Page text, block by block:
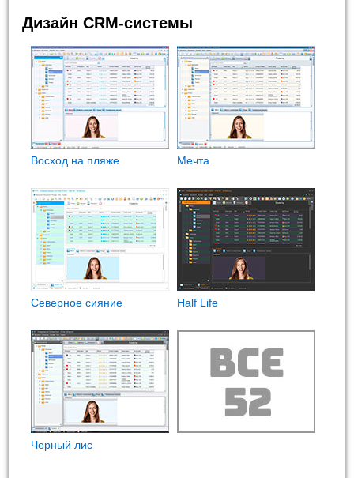
Дизайн CRM-системы
Восход на пляже Мечта
Северное сияние Half Life
Черный лис